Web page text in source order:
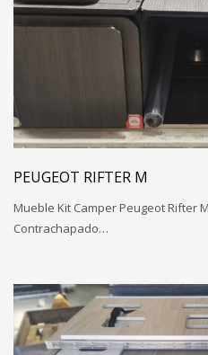
PEUGEOT RIFTER M
Mueble Kit Camper Peugeot Rifter
Contrachapado…